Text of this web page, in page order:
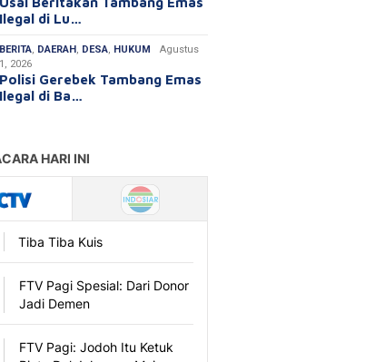
Ilegal di Lu…
BERITA, DAERAH, DESA, HUKUM
Agustus
1, 2026
Polisi Gerebek Tambang Emas
Ilegal di Ba…